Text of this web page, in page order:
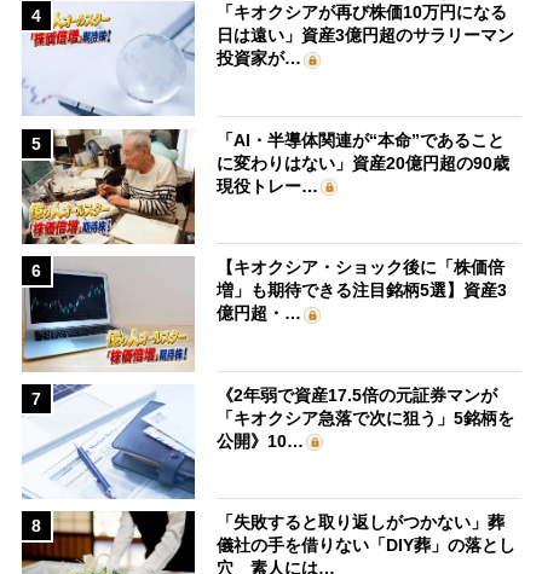
4
「キオクシアが再び株価10万円になる
日は遠い」資産3億円超のサラリーマン
投資家が…
5
「AI・半導体関連が“本命”であること
に変わりはない」資産20億円超の90歳
現役トレー…
6
【キオクシア・ショック後に「株価倍
増」も期待できる注目銘柄5選】資産3
億円超・…
7
《2年弱で資産17.5倍の元証券マンが
「キオクシア急落で次に狙う」5銘柄を
公開》10…
8
「失敗すると取り返しがつかない」葬
儀社の手を借りない「DIY葬」の落とし
穴 素人には…